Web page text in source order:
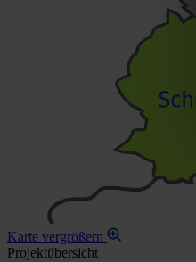
Karte vergrößern
Projektübersicht